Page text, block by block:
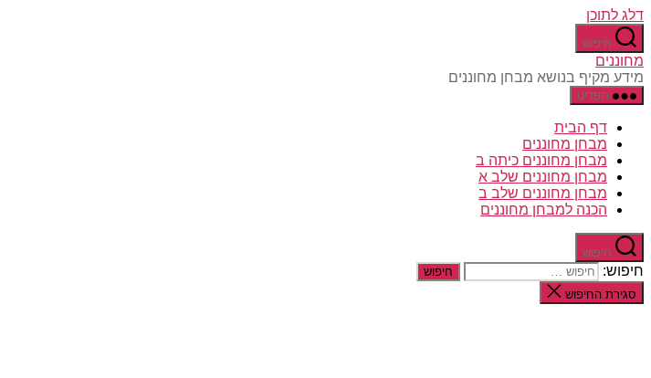
דלג לתוכן
חיפוש
מחוננים
מידע מקיף בנושא מבחן מחוננים
תפריט
דף הבית
מבחן מחוננים
מבחן מחוננים כיתה ב
מבחן מחוננים שלב א
מבחן מחוננים שלב ב
הכנה למבחן מחוננים
חיפוש
חיפוש:
סגירת החיפוש